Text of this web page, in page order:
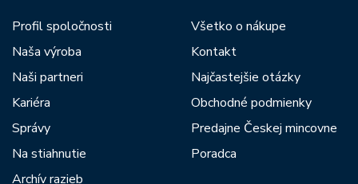
Profil spoločnosti
Naša výroba
Naši partneri
Kariéra
Správy
Na stiahnutie
Archív razieb
Všetko o nákupe
Kontakt
Najčastejšie otázky
Obchodné podmienky
Predajne Českej mincovne
Poradca